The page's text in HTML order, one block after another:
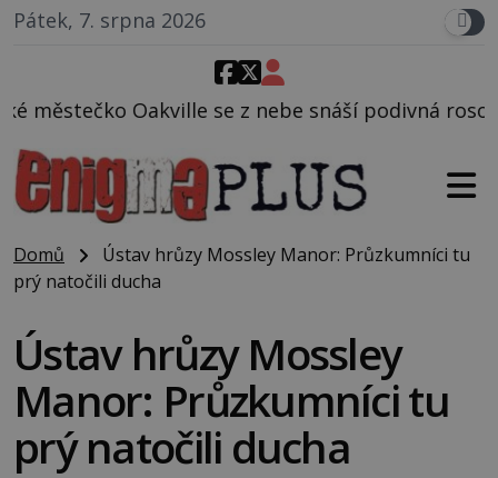
Pátek, 7. srpna 2026
se z nebe snáší podivná rosolovitá látka
Domů
Ústav hrůzy Mossley Manor: Průzkumníci tu
prý natočili ducha
Ústav hrůzy Mossley
Manor: Průzkumníci tu
prý natočili ducha